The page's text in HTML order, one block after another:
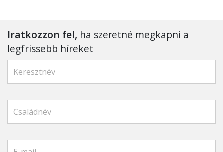
Iratkozzon fel, ha szeretné megkapni a
legfrissebb híreket